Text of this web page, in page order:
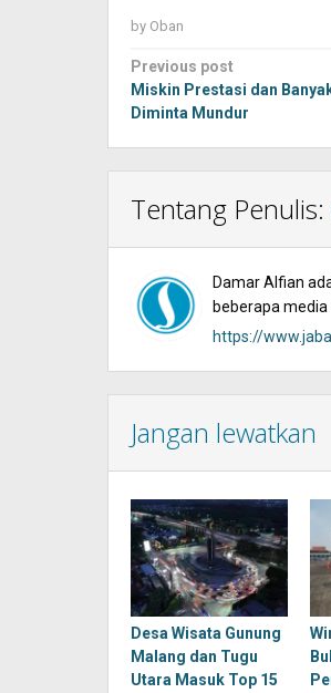
by Oban
Post
navigation
Previous post
Miskin Prestasi dan
Diminta Mundur
Tentang Penulis:
Damar Alfian
beberapa media
https://
Jangan lewatkan
Desa Wisata Gunung
Malang dan Tugu
Utara Masuk Top 15